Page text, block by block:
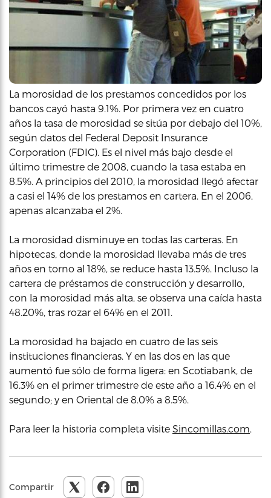
La morosidad de los prestamos concedidos por los
bancos cayó hasta 9.1%. Por primera vez en cuatro
años la tasa de morosidad se sitúa por debajo del 10%,
según datos del Federal Deposit Insurance
Corporation (FDIC). Es el nivel más bajo desde el
último trimestre de 2008, cuando la tasa estaba en
8.5%. A principios del 2010, la morosidad llegó afectar
a casi el 14% de los prestamos en cartera. En el 2006,
apenas alcanzaba el 2%.
La morosidad disminuye en todas las carteras. En
hipotecas, donde la morosidad llevaba más de tres
años en torno al 18%, se reduce hasta 13.5%. Incluso la
cartera de préstamos de construcción y desarrollo,
con la morosidad más alta, se observa una caída hasta
48.20%, tras rozar el 64% en el 2011.
La morosidad ha bajado en cuatro de las seis
instituciones financieras. Y en las dos en las que
aumentó fue sólo de forma ligera: en Scotiabank, de
16.3% en el primer trimestre de este año a 16.4% en el
segundo; y en Oriental de 8.0% a 8.5%.
Para leer la historia completa visite Sincomillas.com
Compartir